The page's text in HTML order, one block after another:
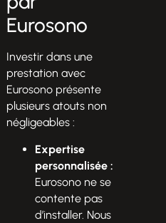
Eurosono
Investir dans une
prestation avec
Eurosono présente
plusieurs atouts non
négligeables :
Expertise
personnalisée :
Eurosono ne se
contente pas
d’installer. Nous